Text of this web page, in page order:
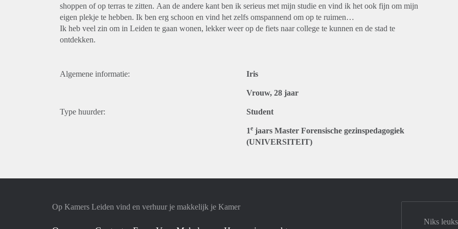
shoppen of op terras te zitten. Aan de andere kant ben ik serieus met mijn studie en vind ik het ook fijn om mijn
eigen plekje te hebben. Ik ben erg schoon en vind het zelfs omspannend om op te ruimen…
Ik heb veel zin om in Leiden te gaan wonen, lekker weer op de fiets naar college te kunnen en de stad te
ontdekken.
Algemene informatie: Iris
Vrouw, 28 jaar
Type huurder: Student
1e jaars Master Forensische gezinspedagogiek
(UNIVERSITEIT)
Op Kamers Leiden vind en verhuur je makkelijk je Kamer
Niks